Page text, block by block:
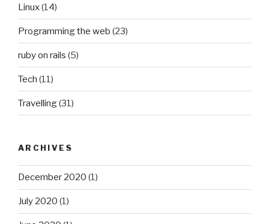
Linux(14)
Programming the web (23)
ruby on rails (5)
Tech (11)
Travelling(31)
ARCHIVES
December 2020 (1)
July 2020 (1)